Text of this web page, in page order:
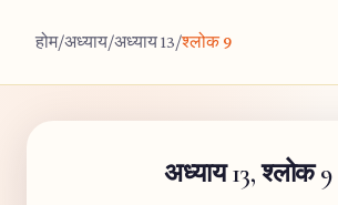
होम/अध्याय/अध्याय 13/श्लोक 9
अध्याय 13, श्लोक 9